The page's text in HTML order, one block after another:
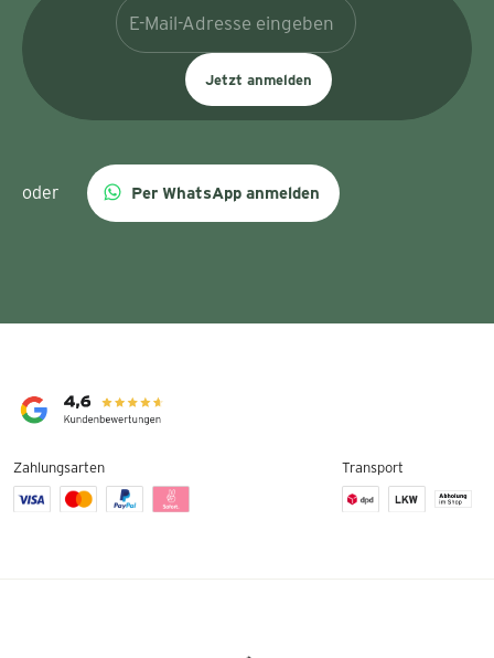
Jetzt anmelden
oder Per WhatsApp anmelden
Zahlungsarten Transport